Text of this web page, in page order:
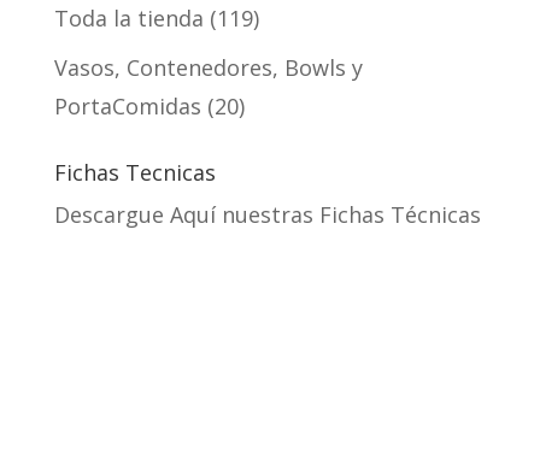
Toda la tienda 119
Vasos, Contenedores, Bowls y
PortaComidas 20
Fichas Tecnicas
Descargue Aquí nuestras Fichas Técnicas